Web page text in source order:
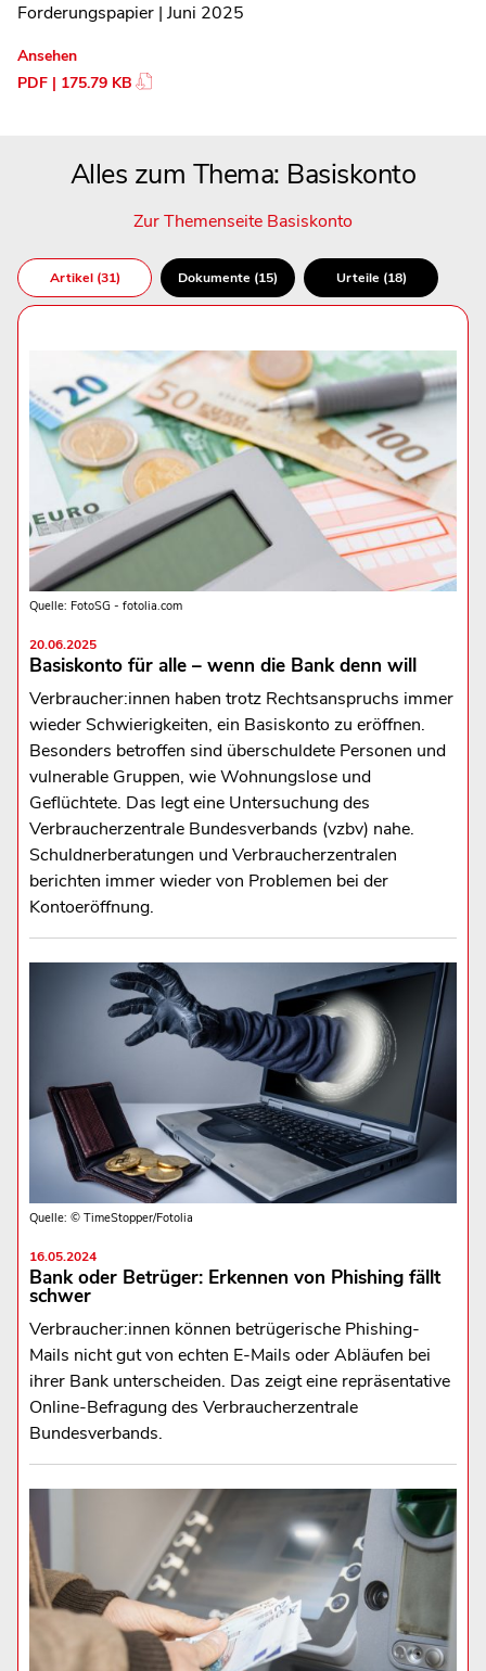
Forderungspapier | Juni 2025
Ansehen
PDF | 175.79 KB
Alles zum Thema: Basiskonto
Zur Themenseite Basiskonto
Artikel (31) Dokumente (15) Urteile (18)
Quelle: FotoSG - fotolia.com
20.06.2025
Basiskonto für alle – wenn die Bank denn will
Verbraucher:innen haben trotz Rechtsanspruchs immer
wieder Schwierigkeiten, ein Basiskonto zu eröffnen.
Besonders betroffen sind überschuldete Personen und
vulnerable Gruppen, wie Wohnungslose und
Geflüchtete. Das legt eine Untersuchung des
Verbraucherzentrale Bundesverbands (vzbv) nahe.
Schuldnerberatungen und Verbraucherzentralen
berichten immer wieder von Problemen bei der
Kontoeröffnung.
Quelle: © TimeStopper/Fotolia
16.05.2024
Bank oder Betrüger: Erkennen von Phishing fällt
schwer
Verbraucher:innen können betrügerische Phishing-
Mails nicht gut von echten E-Mails oder Abläufen bei
ihrer Bank unterscheiden. Das zeigt eine repräsentative
Online-Befragung des Verbraucherzentrale
Bundesverbands.